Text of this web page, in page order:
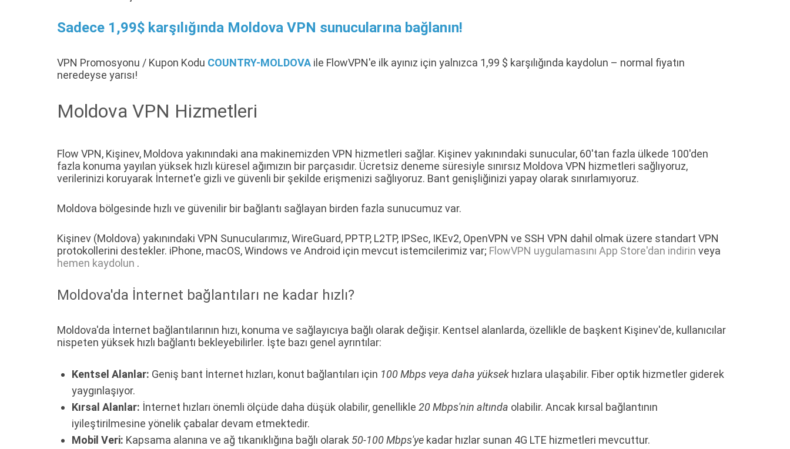
Sadece 1,99$ karşılığında Moldova VPN sunucularına bağlanın!
VPN Promosyonu / Kupon Kodu COUNTRY-MOLDOVA ile FlowVPN'e ilk ayınız için yalnızca 1,99 $ karşılığında kaydolun – normal fiyatın
neredeyse yarısı!
Moldova VPN Hizmetleri
Flow VPN, Kişinev, Moldova yakınındaki ana makinemizden VPN hizmetleri sağlar. Kişinev yakınındaki sunucular, 60'tan fazla ülkede 100'den
fazla konuma yayılan yüksek hızlı küresel ağımızın bir parçasıdır. Ücretsiz deneme süresiyle sınırsız Moldova VPN hizmetleri sağlıyoruz,
verilerinizi koruyarak İnternet'e gizli ve güvenli bir şekilde erişmenizi sağlıyoruz. Bant genişliğinizi yapay olarak sınırlamıyoruz.
Moldova bölgesinde hızlı ve güvenilir bir bağlantı sağlayan birden fazla sunucumuz var.
Kişinev (Moldova) yakınındaki VPN Sunucularımız, WireGuard, PPTP, L2TP, IPSec, IKEv2, OpenVPN ve SSH VPN dahil olmak üzere standart VPN
protokollerini destekler. iPhone, macOS, Windows ve Android için mevcut istemcilerimiz var; FlowVPN uygulamasını App Store'dan indirin veya
hemen kaydolun .
Moldova'da İnternet bağlantıları ne kadar hızlı?
Moldova'da İnternet bağlantılarının hızı, konuma ve sağlayıcıya bağlı olarak değişir. Kentsel alanlarda, özellikle de başkent Kişinev'de, kullanıcılar
nispeten yüksek hızlı bağlantı bekleyebilirler. İşte bazı genel ayrıntılar:
Kentsel Alanlar: Geniş bant İnternet hızları, konut bağlantıları için 100 Mbps veya daha yüksek hızlara ulaşabilir. Fiber optik hizmetler giderek
yaygınlaşıyor.
Kırsal Alanlar: İnternet hızları önemli ölçüde daha düşük olabilir, genellikle 20 Mbps'nin altında olabilir. Ancak kırsal bağlantının
iyileştirilmesine yönelik çabalar devam etmektedir.
Mobil Veri: Kapsama alanına ve ağ tıkanıklığına bağlı olarak 50-100 Mbps'ye kadar hızlar sunan 4G LTE hizmetleri mevcuttur.